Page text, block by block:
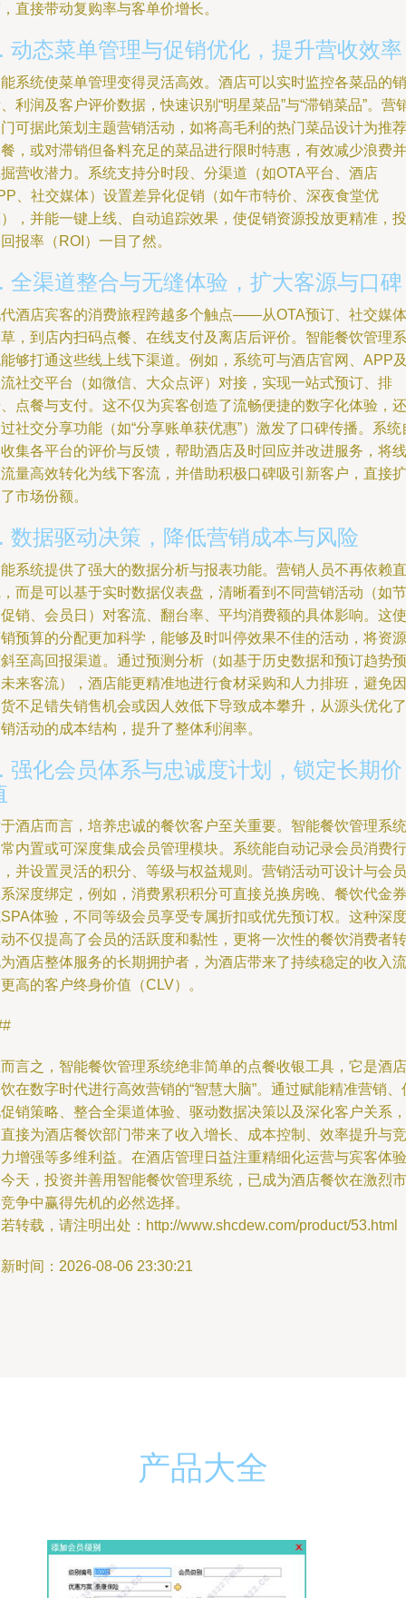
直接带动复购率与客单价增长。
动态菜单管理与促销优化，提升营收效率
系统使菜单管理变得灵活高效。酒店可以实时监控各菜品的销
利润及客户评价数据，快速识别“明星菜品”与“滞销菜品”。营
可据此策划主题营销活动，如将高毛利的热门菜品设计为推荐
，或对滞销但备料充足的菜品进行限时特惠，有效减少浪费并
营收潜力。系统支持分时段、分渠道（如OTA平台、酒店
、社交媒体）设置差异化促销（如午市特价、深夜食堂优
，并能一键上线、自动追踪效果，使促销资源投放更精准，投
报率（ROI）一目了然。
全渠道整合与无缝体验，扩大客源与口碑
酒店宾客的消费旅程跨越多个触点——从OTA预订、社交媒体
，到店内扫码点餐、在线支付及离店后评价。智能餐饮管理系
够打通这些线上线下渠道。例如，系统可与酒店官网、APP
社交平台（如微信、大众点评）对接，实现一站式预订、排
点餐与支付。这不仅为宾客创造了流畅便捷的数字化体验，还
社交分享功能（如“分享账单获优惠”）激发了口碑传播。系统
集各平台的评价与反馈，帮助酒店及时回应并改进服务，将线
量高效转化为线下客流，并借助积极口碑吸引新客户，直接扩
市场份额。
数据驱动决策，降低营销成本与风险
系统提供了强大的数据分析与报表功能。营销人员不再依赖直
而是可以基于实时数据仪表盘，清晰看到不同营销活动（如节
销、会员日）对客流、翻台率、平均消费额的具体影响。这使
预算的分配更加科学，能够及时叫停效果不佳的活动，将资源
至高回报渠道。通过预测分析（如基于历史数据和预订趋势预
来客流），酒店能更精准地进行食材采购和人力排班，避免因
不足错失销售机会或因人效低下导致成本攀升，从源头优化了
活动的成本结构，提升了整体利润率。
强化会员体系与忠诚度计划，锁定长期价
酒店而言，培养忠诚的餐饮客户至关重要。智能餐饮管理系统
内置或可深度集成会员管理模块。系统能自动记录会员消费行
并设置灵活的积分、等级与权益规则。营销活动可设计与会员
深度绑定，例如，消费累积积分可直接兑换房晚、餐饮代金券
体验，不同等级会员享受专属折扣或优先预订权。这种深度
不仅提高了会员的活跃度和黏性，更将一次性的餐饮消费者转
酒店整体服务的长期拥护者，为酒店带来了持续稳定的收入流
高的客户终身价值（CLV）。
言之，智能餐饮管理系统绝非简单的点餐收银工具，它是酒店
在数字时代进行高效营销的“智慧大脑”。通过赋能精准营销、
销策略、整合全渠道体验、驱动数据决策以及深化客户关系，
接为酒店餐饮部门带来了收入增长、成本控制、效率提升与竞
增强等多维利益。在酒店管理日益注重精细化运营与宾客体验
天，投资并善用智能餐饮管理系统，已成为酒店餐饮在激烈市
争中赢得先机的必然选择。
转载，请注明出处：http://www.shcdew.com/product/53.html
时间：2026-08-06 23:30:21
产品大全